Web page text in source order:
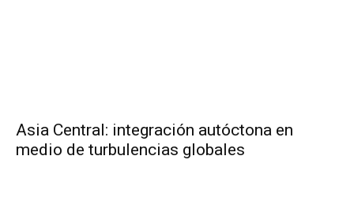
Asia Central: integración autóctona en
medio de turbulencias globales